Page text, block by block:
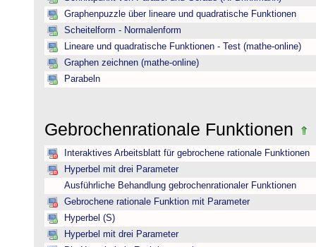
Graphenpuzzle über lineare und quadratische Funktionen
Scheitelform - Normalenform
Lineare und quadratische Funktionen - Test (mathe-online)
Graphen zeichnen (mathe-online)
Parabeln
Gebrochenrationale Funktionen
Interaktives Arbeitsblatt für gebrochene rationale Funktionen
Hyperbel mit drei Parameter
Ausführliche Behandlung gebrochenrationaler Funktionen
Gebrochene rationale Funktion mit Parameter
Hyperbel (S)
Hyperbel mit drei Parameter